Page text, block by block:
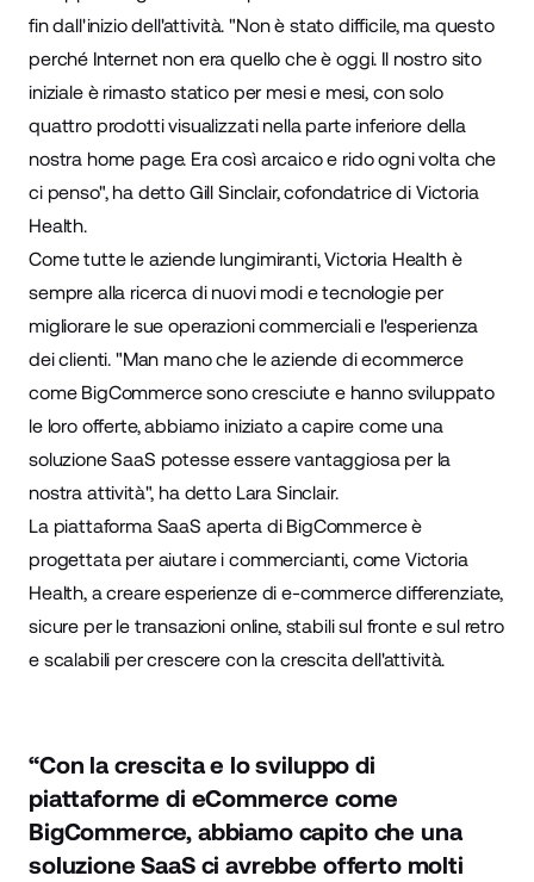
fin dall'inizio dell'attività. "Non è stato difficile, ma questo
perché Internet non era quello che è oggi. Il nostro sito
iniziale è rimasto statico per mesi e mesi, con solo
quattro prodotti visualizzati nella parte inferiore della
nostra home page. Era così arcaico e rido ogni volta che
ci penso", ha detto Gill Sinclair, cofondatrice di Victoria
Health.
Come tutte le aziende lungimiranti, Victoria Health è
sempre alla ricerca di nuovi modi e tecnologie per
migliorare le sue operazioni commerciali e l'esperienza
dei clienti. "Man mano che le aziende di ecommerce
come BigCommerce sono cresciute e hanno sviluppato
le loro offerte, abbiamo iniziato a capire come una
soluzione SaaS potesse essere vantaggiosa per la
nostra attività", ha detto Lara Sinclair.
La piattaforma SaaS aperta di BigCommerce è
progettata per aiutare i commercianti, come Victoria
Health, a creare esperienze di e-commerce differenziate,
sicure per le transazioni online, stabili sul fronte e sul retro
e scalabili per crescere con la crescita dell'attività.
“Con la crescita e lo sviluppo di
piattaforme di eCommerce come
BigCommerce, abbiamo capito che una
soluzione SaaS ci avrebbe offerto molti